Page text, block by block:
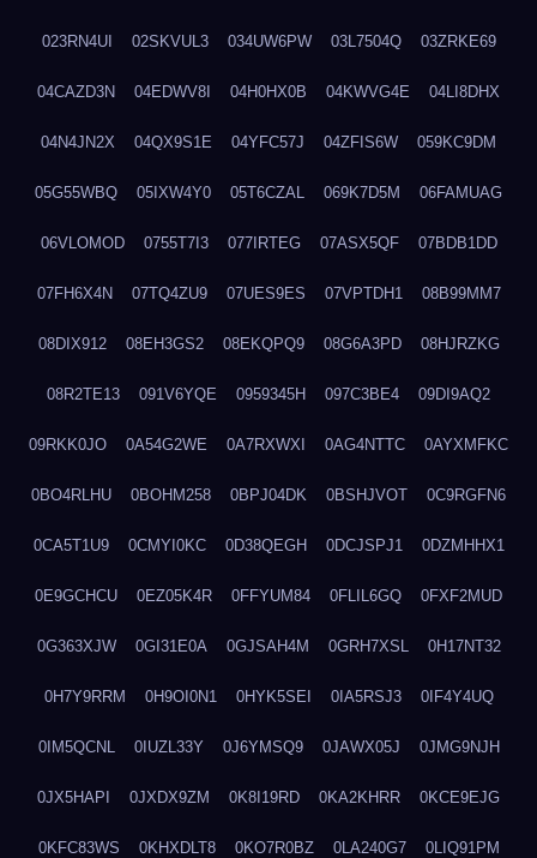
023RN4UI 02SKVUL3 034UW6PW 03L7504Q 03ZRKE69
04CAZD3N 04EDWV8I 04H0HX0B 04KWVG4E 04LI8DHX
04N4JN2X 04QX9S1E 04YFC57J 04ZFIS6W 059KC9DM
05G55WBQ 05IXW4Y0 05T6CZAL 069K7D5M 06FAMUAG
06VLOMOD 0755T7I3 077IRTEG 07ASX5QF 07BDB1DD
07FH6X4N 07TQ4ZU9 07UES9ES 07VPTDH1 08B99MM7
08DIX912 08EH3GS2 08EKQPQ9 08G6A3PD 08HJRZKG
08R2TE13 091V6YQE 0959345H 097C3BE4 09DI9AQ2
09RKK0JO 0A54G2WE 0A7RXWXI 0AG4NTTC 0AYXMFKC
0BO4RLHU 0BOHM258 0BPJ04DK 0BSHJVOT 0C9RGFN6
0CA5T1U9 0CMYI0KC 0D38QEGH 0DCJSPJ1 0DZMHHX1
0E9GCHCU 0EZ05K4R 0FFYUM84 0FLIL6GQ 0FXF2MUD
0G363XJW 0GI31E0A 0GJSAH4M 0GRH7XSL 0H17NT32
0H7Y9RRM 0H9OI0N1 0HYK5SEI 0IA5RSJ3 0IF4Y4UQ
0IM5QCNL 0IUZL33Y 0J6YMSQ9 0JAWX05J 0JMG9NJH
0JX5HAPI 0JXDX9ZM 0K8I19RD 0KA2KHRR 0KCE9EJG
0KFC83WS 0KHXDLT8 0KO7R0BZ 0LA240G7 0LIQ91PM